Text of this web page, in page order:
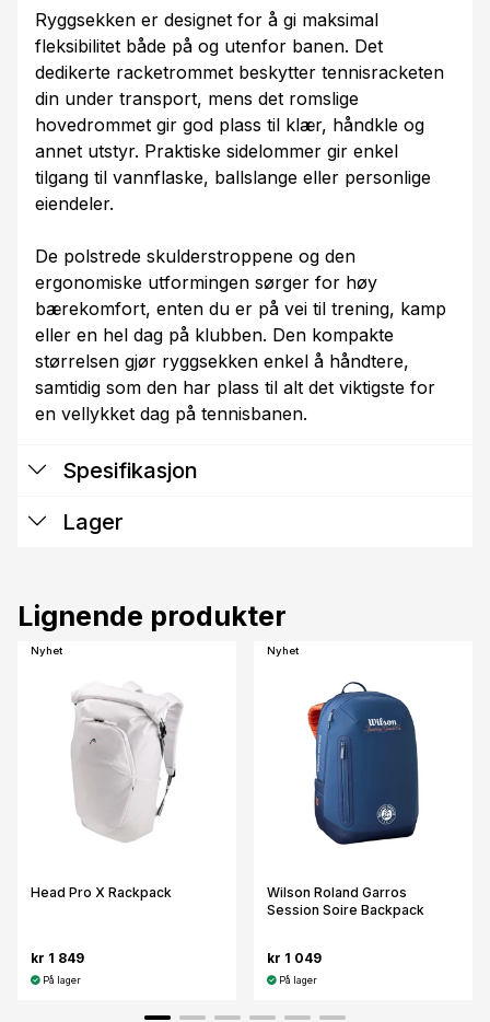
Ryggsekken er designet for å gi maksimal
fleksibilitet både på og utenfor banen. Det
dedikerte racketrommet beskytter tennisracketen
din under transport, mens det romslige
hovedrommet gir god plass til klær, håndkle og
annet utstyr. Praktiske sidelommer gir enkel
tilgang til vannflaske, ballslange eller personlige
eiendeler.
De polstrede skulderstroppene og den
ergonomiske utformingen sørger for høy
bærekomfort, enten du er på vei til trening, kamp
eller en hel dag på klubben. Den kompakte
størrelsen gjør ryggsekken enkel å håndtere,
samtidig som den har plass til alt det viktigste for
en vellykket dag på tennisbanen.
Spesifikasjon
Lager
Lignende produkter
Nyhet
Head Pro X Rackpack
kr 1 849
På lager
Nyhet
Wilson Roland Garros
Session Soire Backpack
kr 1 049
På lager